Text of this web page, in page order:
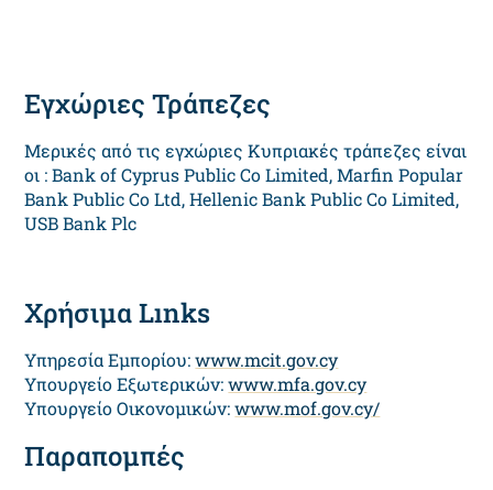
Εγχώριες Τράπεζες
Μερικές από τις εγχώριες Κυπριακές τράπεζες είναι
οι : Bank of Cyprus Public Co Limited, Marfin Popular
Bank Public Co Ltd, Hellenic Bank Public Co Limited,
USB Bank Plc
Χρήσιμα Lınks
Υπηρεσία Εμπορίου:www.mcit.gov.cy
Υπουργείο Εξωτερικών:www.mfa.gov.cy
Υπουργείο Οικονομικών:www.mof.gov.cy/
Παραπομπές